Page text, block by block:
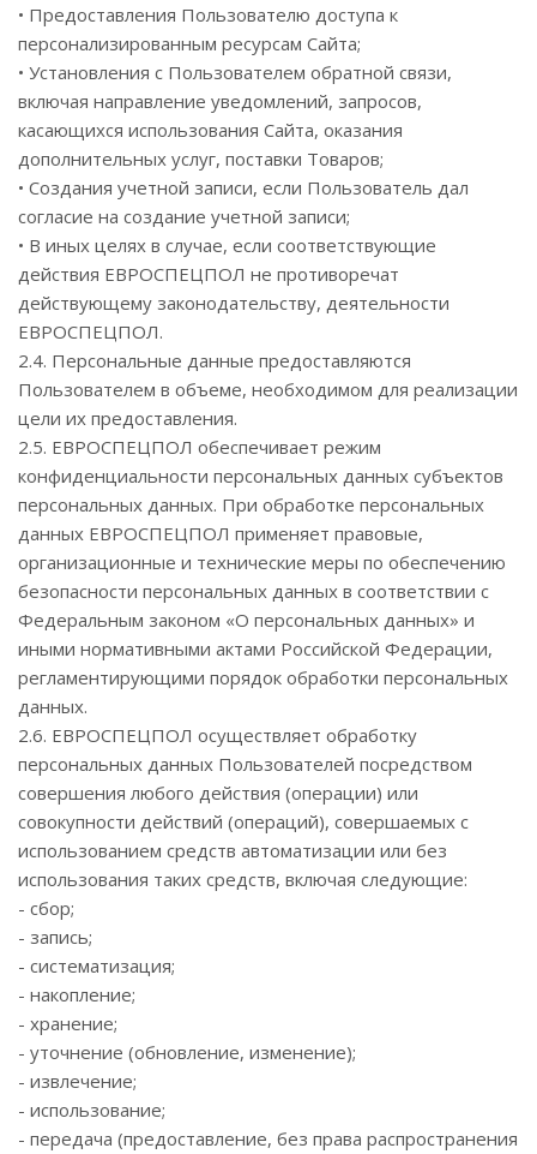
• Предоставления Пользователю доступа к
персонализированным ресурсам Сайта;
• Установления с Пользователем обратной связи,
включая направление уведомлений, запросов,
касающихся использования Сайта, оказания
дополнительных услуг, поставки Товаров;
• Создания учетной записи, если Пользователь дал
согласие на создание учетной записи;
• В иных целях в случае, если соответствующие
действия ЕВРОСПЕЦПОЛ не противоречат
действующему законодательству, деятельности
ЕВРОСПЕЦПОЛ.
2.4. Персональные данные предоставляются
Пользователем в объеме, необходимом для реализации
цели их предоставления.
2.5. ЕВРОСПЕЦПОЛ обеспечивает режим
конфиденциальности персональных данных субъектов
персональных данных. При обработке персональных
данных ЕВРОСПЕЦПОЛ применяет правовые,
организационные и технические меры по обеспечению
безопасности персональных данных в соответствии с
Федеральным законом «О персональных данных» и
иными нормативными актами Российской Федерации,
регламентирующими порядок обработки персональных
данных.
2.6. ЕВРОСПЕЦПОЛ осуществляет обработку
персональных данных Пользователей посредством
совершения любого действия (операции) или
совокупности действий (операций), совершаемых с
использованием средств автоматизации или без
использования таких средств, включая следующие:
- сбор;
- запись;
- систематизация;
- накопление;
- хранение;
- уточнение (обновление, изменение);
- извлечение;
- использование;
- передача (предоставление, без права распространения